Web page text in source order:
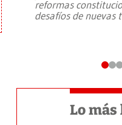
reformas
desafíos de nuevas
Lo